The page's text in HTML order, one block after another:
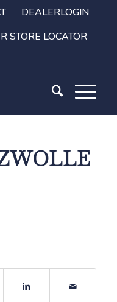
DEALERLOGIN
STORE LOCATOR